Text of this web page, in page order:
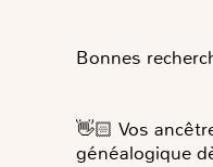
Bonnes
👋🏻 Vos
généalogique